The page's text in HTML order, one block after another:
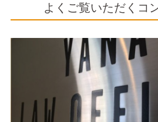
よくご覧いただくコ